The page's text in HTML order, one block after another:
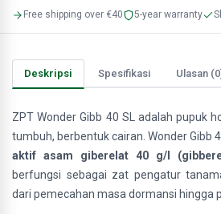
Free shipping over €40 5-year warranty
Deskripsi Spesifikasi Ulasan
ZPT Wonder Gibb 40 SL adalah pupuk
tumbuh, berbentuk cairan. Wonder Gibb
aktif asam giberelat 40 g/l
berfungsi sebagai zat pengatur
dari pemecahan masa dormansi hingga